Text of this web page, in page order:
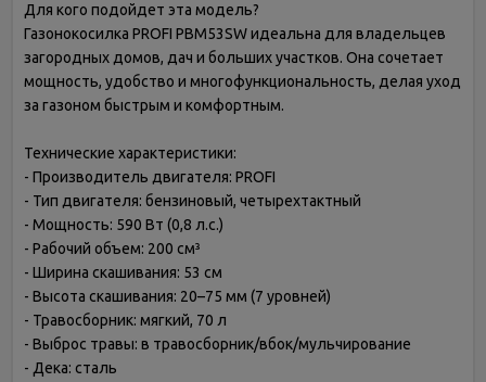
Для кого подойдет эта модель?
Газонокосилка PROFI PBM53SW идеальна для владельцев
загородных домов, дач и больших участков. Она сочетает
мощность, удобство и многофункциональность, делая уход
за газоном быстрым и комфортным.
Технические характеристики:
- Производитель двигателя: PROFI
- Тип двигателя: бензиновый, четырехтактный
- Мощность: 590 Вт (0,8 л.с.)
- Рабочий объем: 200 см³
- Ширина скашивания: 53 см
- Высота скашивания: 20–75 мм (7 уровней)
- Травосборник: мягкий, 70 л
- Выброс травы: в травосборник/вбок/мульчирование
- Дека: сталь